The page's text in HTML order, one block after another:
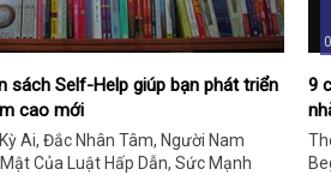
sách Self-Help giúp bạn phát triển
cao mới
Ai, Đắc Nhân Tâm, Người Nam
Của Luật Hấp Dẫn, Sức Mạnh
9